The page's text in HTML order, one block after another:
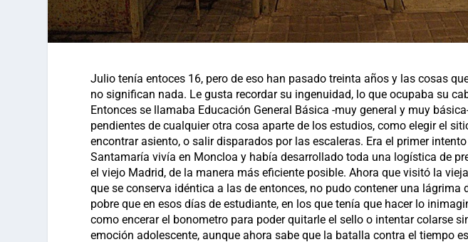
Julio tenía entoces 16, pero de eso han pasado treinta años y las cosas
no significan nada. Le gusta recordar su ingenuidad, lo que ocupaba su
Entonces se llamaba Educación General Básica -muy general y muy
pendientes de cualquier otra cosa aparte de los estudios, como elegir el
encontrar asiento, o salir disparados por las escaleras. Era el primer
Santamaría vivía en Moncloa y había desarrollado toda una logística de
el viejo Madrid, de la manera más eficiente posible. Ahora que visitó la
que se conserva idéntica a las de entonces, no pudo contener una
pobre que en esos días de estudiante, en los que tenía que hacer lo
como encerar el bonometro para poder quitarle el sello o intentar colarse
emoción adolescente, aunque ahora sabe que la batalla contra el tiempo